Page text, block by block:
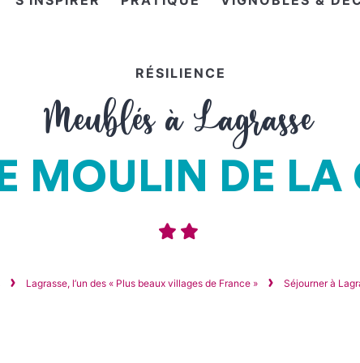
RÉSILIENCE
Meublés à Lagrasse
MOULIN DE LA
Lagrasse, l’un des « Plus beaux villages de France » Séjourner à